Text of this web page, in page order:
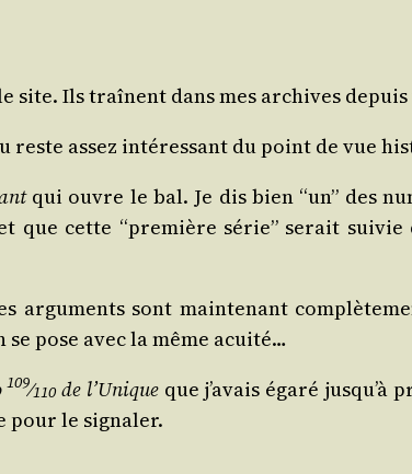
site. Ils traînent dans mes archives
reste assez inté­res­sant du point de vue
qui ouvre le bal. Je dis bien “un” des
que cette “pre­mière série” serait
argu­ments sont main­te­nant
pose avec la même acuité…
109⁄110 de l’U­niqueque j’a­vais éga­ré jus­qu’à
pour le signaler.